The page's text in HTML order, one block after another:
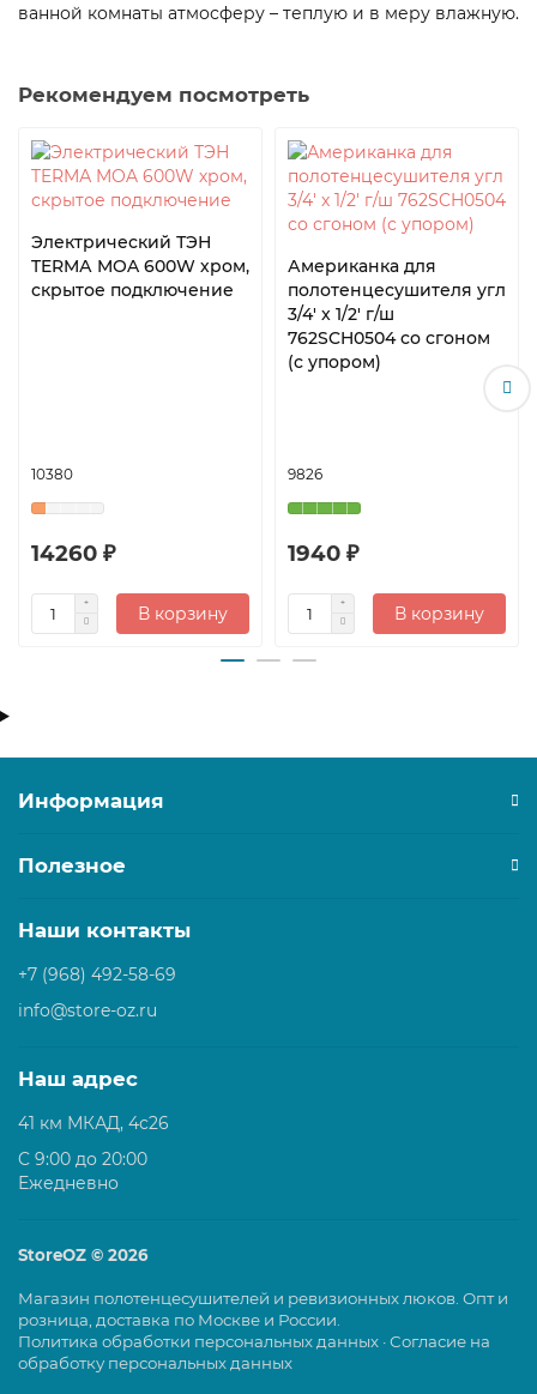
ванной комнаты атмосферу – теплую и в меру влажную.
Рекомендуем посмотреть
Электрический ТЭН
TERMА MOA 600W хром,
скрытое подключение
10380
14260 ₽
В корзину
Американка для
полотенцесушителя угл
3/4' x 1/2' г/ш
762SCH0504 со сгоном
(с упором)
9826
1940 ₽
В корзину
Информация
Полезное
Наши контакты
+7 (968) 492-58-69
info@store-oz.ru
Наш адрес
41 км МКАД, 4с26
C 9:00 до 20:00
Ежедневно
StoreOZ © 2026
Магазин полотенцесушителей и ревизионных люков. Опт и
розница, доставка по Москве и России.
Политика обработки персональных данных ·Согласие на
обработку персональных данных